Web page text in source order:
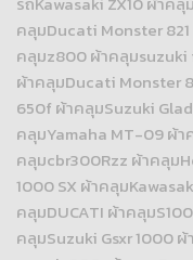
คลุมDucati Monster
คลุมz800 ผ้าคลุมsuzuki
ผ้าคลุมDucati Monster
650f ผ้าคลุมSuzuki
คลุมYamaha MT-09 ผ้า
คลุมcbr300Rzz ผ้าคลุม
1000 SX ผ้าคลุม
คลุมDUCATI ผ้าคลุม
คลุมSuzuki Gsxr 1000